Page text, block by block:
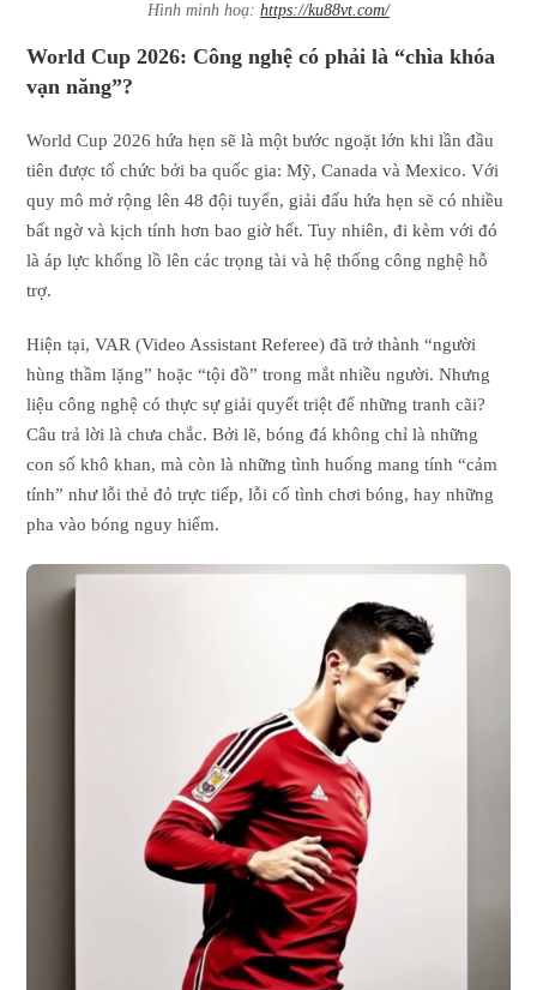
Hình minh hoạ: https://ku88vt.com/
World Cup 2026: Công nghệ có phải là “chìa khóa
vạn năng”?
World Cup 2026 hứa hẹn sẽ là một bước ngoặt lớn khi lần đầu
tiên được tổ chức bởi ba quốc gia: Mỹ, Canada và Mexico. Với
quy mô mở rộng lên 48 đội tuyển, giải đấu hứa hẹn sẽ có nhiều
bất ngờ và kịch tính hơn bao giờ hết. Tuy nhiên, đi kèm với đó
là áp lực khổng lồ lên các trọng tài và hệ thống công nghệ hỗ
trợ.
Hiện tại, VAR (Video Assistant Referee) đã trở thành “người
hùng thầm lặng” hoặc “tội đồ” trong mắt nhiều người. Nhưng
liệu công nghệ có thực sự giải quyết triệt để những tranh cãi?
Câu trả lời là chưa chắc. Bởi lẽ, bóng đá không chỉ là những
con số khô khan, mà còn là những tình huống mang tính “cảm
tính” như lỗi thẻ đỏ trực tiếp, lỗi cố tình chơi bóng, hay những
pha vào bóng nguy hiểm.